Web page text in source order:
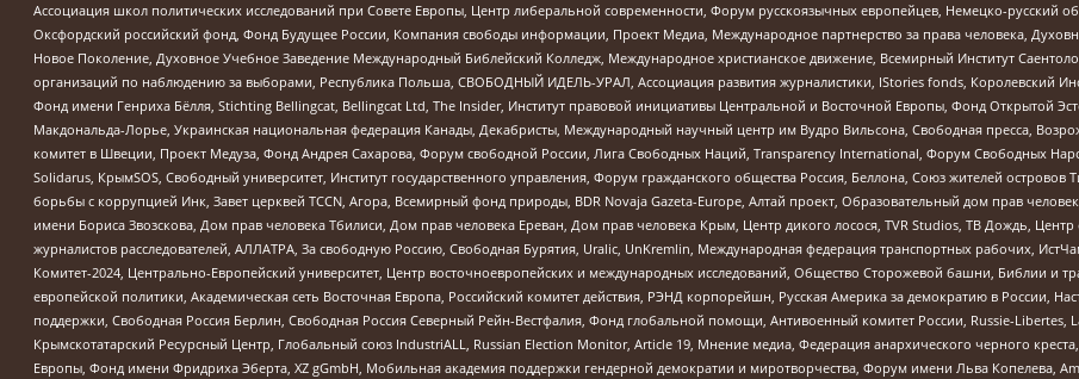
Ассоциация школ политических исследований при Совете Европы, Центр либеральной современности, Форум русскоязычных европейцев, Немецко-русский
Оксфордский российский фонд, Фонд Будущее России, Компания свободы информации, Проект Медиа, Международное партнерство за права человека,
Новое Поколение, Духовное Учебное Заведение Международный Библейский Колледж, Международное христианское движение, Всемирный Институт
организаций по наблюдению за выборами, Республика Польша, СВОБОДНЫЙ ИДЕЛЬ-УРАЛ, Ассоциация развития журналистики, IStories fonds,
Фонд имени Генриха Бёлля, Stichting Bellingcat, Bellingcat Ltd, The Insider, Институт правовой инициативы Центральной и Восточной Европы, Фонд Открытой
Макдональда-Лорье, Украинская национальная федерация Канады, Декабристы, Международный научный центр им Вудро Вильсона, Свободная пресса,
комитет в Швеции, Проект Медуза, Фонд Андрея Сахарова, Форум свободной России, Лига Свободных Наций, Transparеncy International, Форум Свободных
Solidarus, КрымSOS, Свободный университет, Институт государственного управления, Форум гражданского общества Россия, Беллона, Союз жителей
борьбы с коррупцией Инк, Завет церквей TCCN, Агора, Всемирный фонд природы, BDR Novaja Gazeta-Europe, Алтай проект, Образовательный дом прав
имени Бориса Звозскова, Дом прав человека Тбилиси, Дом прав человека Ереван, Дом прав человека Крым, Центр дикого лосося, TVR Studios, ТВ Дождь,
журналистов расследователей, АЛЛАТРА, За свободную Россию, Свободная Бурятия, Uralic, UnKremlin, Международная федерация транспортных рабочих,
Комитет-2024, Центрально-Европейский университет, Центр восточноевропейских и международных исследований, Общество Сторожевой башни, Библии и
европейской политики, Академическая сеть Восточная Европа, Российский комитет действия, РЭНД корпорейшн, Русская Америка за демократию в России,
поддержки, Свободная Россия Берлин, Свободная Россия Северный Рейн-Вестфалия, Фонд глобальной помощи, Антивоенный комитет России, Russie-Libertes,
Крымскотатарский Ресурсный Центр, Глобальный союз IndustriALL, Russian Election Monitor, Article 19, Мнение медиа, Федерация анархического черного
Европы, Фонд имени Фридриха Эберта, XZ gGmbH, Мобильная академия поддержки гендерной демократии и миротворчества, Форум имени Льва Копелева,